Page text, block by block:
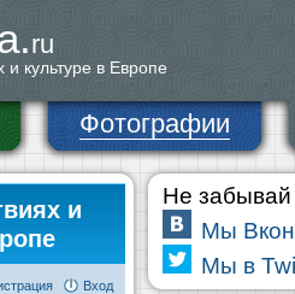
ru
и культуре в Европе
Фотографии
и
Вход
Не забывай
Мы
Мы в